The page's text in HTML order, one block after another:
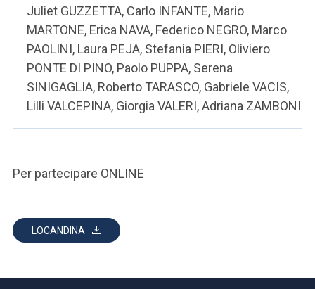
Juliet GUZZETTA, Carlo INFANTE, Mario
MARTONE, Erica NAVA, Federico NEGRO, Marco
PAOLINI, Laura PEJA, Stefania PIERI, Oliviero
PONTE DI PINO, Paolo PUPPA, Serena
SINIGAGLIA, Roberto TARASCO, Gabriele VACIS,
Lilli VALCEPINA, Giorgia VALERI, Adriana ZAMBONI
Per partecipare ONLINE
LOCANDINA